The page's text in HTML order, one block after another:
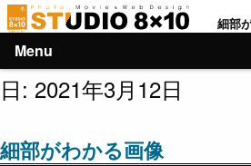
細部
Menu
日: 2021年3月12日
細部がわかる画像